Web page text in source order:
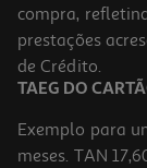
1.69 €/un
1,69 €
compra,
prestações
de Crédito.
TAEG DO
Exemplo para
meses. TAN